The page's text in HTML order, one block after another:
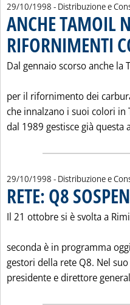
29/10/1998 - Distribuzione e
ANCHE TAMOIL
RIFORNIMENTI
Dal gennaio scorso anche la
per il rifornimento dei
che innalzano i suoi colori in
dal 1989 gestisce già
29/10/1998 - Distribuzione e
RETE: Q8
Il 21 ottobre si è svolta a
seconda è in programma
gestori della rete Q8. Nel
presidente e direttore